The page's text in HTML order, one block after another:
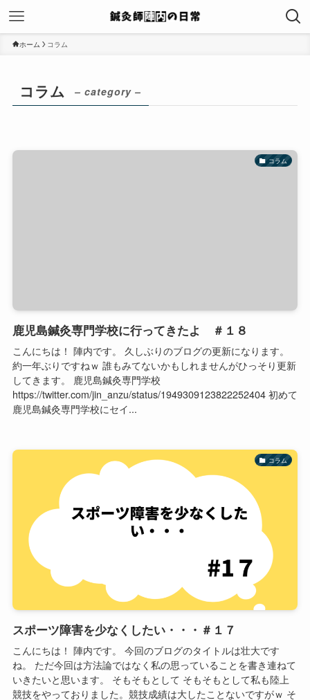
ホーム コラム
コラム – category –
コラム
鹿児島鍼灸専門学校に行ってきたよ ＃１８
こんにちは！ 陣内です。 久しぶりのブログの更新になります。
約一年ぶりですねｗ 誰もみてないかもしれませんがひっそり更新
してきます。 鹿児島鍼灸専門学校
https://twitter.com/jin_anzu/status/1949309123822252404 初めて
鹿児島鍼灸専門学校にセイ...
コラム
スポーツ障害を少なくしたい・・・＃１７
こんにちは！ 陣内です。 今回のブログのタイトルは壮大です
ね。 ただ今回は方法論ではなく私の思っていることを書き連ねて
いきたいと思います。 そもそもとして そもそもとして私も陸上
競技をやっておりました。競技成績は大したことないですがｗ そ